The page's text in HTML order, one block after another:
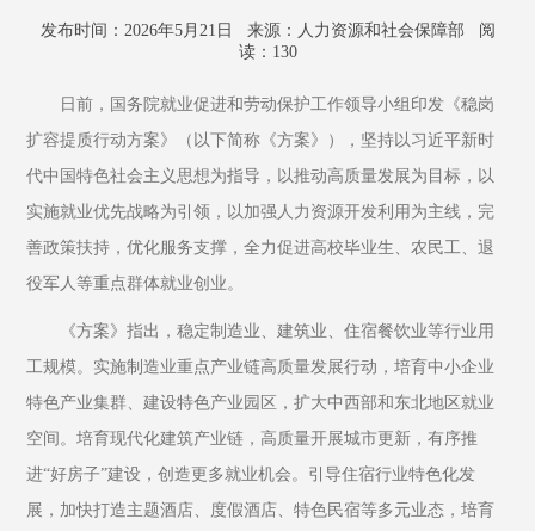
发布时间：2026年5月21日 来源：人力资源和社会保障部 阅
读： 130
日前，国务院就业促进和劳动保护工作领导小组印发《稳岗
扩容提质行动方案》（以下简称《方案》），坚持以习近平新时
代中国特色社会主义思想为指导，以推动高质量发展为目标，以
实施就业优先战略为引领，以加强人力资源开发利用为主线，完
善政策扶持，优化服务支撑，全力促进高校毕业生、农民工、退
役军人等重点群体就业创业。
《方案》指出，稳定制造业、建筑业、住宿餐饮业等行业用
工规模。实施制造业重点产业链高质量发展行动，培育中小企业
特色产业集群、建设特色产业园区，扩大中西部和东北地区就业
空间。培育现代化建筑产业链，高质量开展城市更新，有序推
进“好房子”建设，创造更多就业机会。引导住宿行业特色化发
展，加快打造主题酒店、度假酒店、特色民宿等多元业态，培育